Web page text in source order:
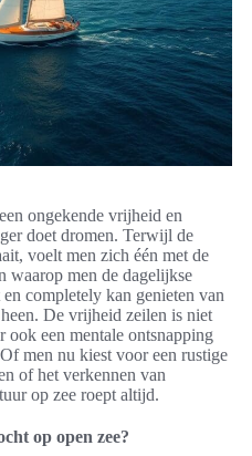
ongekende vrijheid en
doet dromen. Terwijl de
voelt men zich één met de
waarop men de dagelijkse
completely kan genieten van
De vrijheid zeilen is niet
ook een mentale ontsnapping
men nu kiest voor een rustige
of het verkennen van
op zee roept altijd.
op open zee?